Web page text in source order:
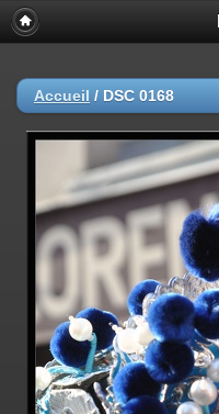
Accueil / DSC 0168